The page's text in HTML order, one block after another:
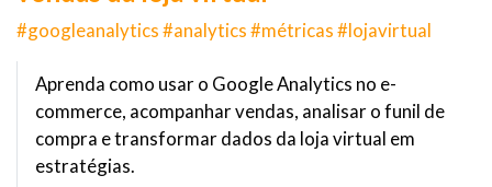
#googleanalytics #analytics #métricas #lojavirtual
Aprenda como usar o Google Analytics no e-
commerce, acompanhar vendas, analisar o funil de
compra e transformar dados da loja virtual em
estratégias.